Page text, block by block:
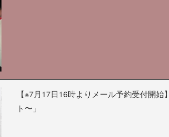
【※7月17日16時よりメール予約受付開
ト〜」